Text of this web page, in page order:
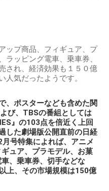
ップ商品、フィギュア、プ
ラッピング電車、乗車券、
され、経済効果も１５０億
人気だったようです。
、ポスターなども含めた関
び、TBSの番組としては
』の103点を倍近く上回
した劇場版公開直前の日経
号特集によれば、アニメ
ュア、プラモデル、お菓
、乗車券、切手などな
上、その市場規模は150億